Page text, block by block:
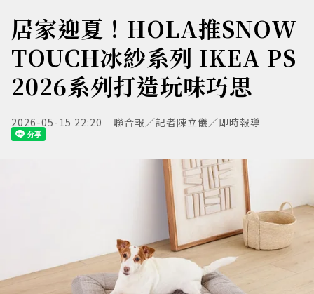
居家迎夏！HOLA推SNOW
TOUCH冰紗系列 IKEA PS
2026系列打造玩味巧思
2026-05-15 22:20 聯合報／記者陳立儀／即時報導